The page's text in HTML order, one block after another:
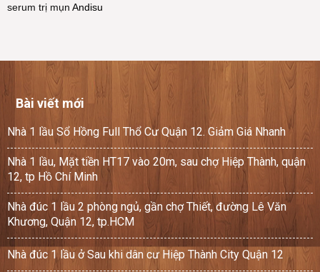
serum trị mụn Andisu
Bài viết mới
Nhà 1 lầu Sổ Hồng Full Thổ Cư Quận 12. Giảm Giá Nhanh
Nhà 1 lầu, Mặt tiền HT17 vào 20m, sau chợ Hiệp Thành, quận
12, tp Hồ Chí Minh
Nhà đúc 1 lầu 2 phòng ngủ, gần chợ Thiết, đường Lê Văn
Khương, Quận 12, tp.HCM
Nhà đúc 1 lầu ở Sau khi dân cư Hiệp Thành City Quận 12